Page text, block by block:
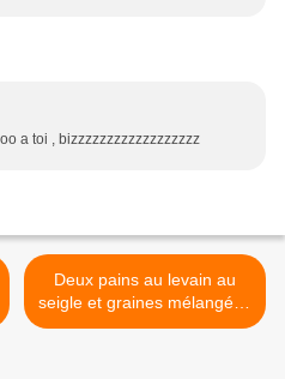
a toi , bizzzzzzzzzzzzzzzzzz
Deux pains au levain au
seigle et graines mélangées
et rappel explications >